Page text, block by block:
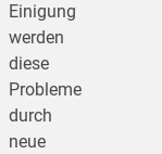
Einigung
werden
diese
Probleme
durch
neue